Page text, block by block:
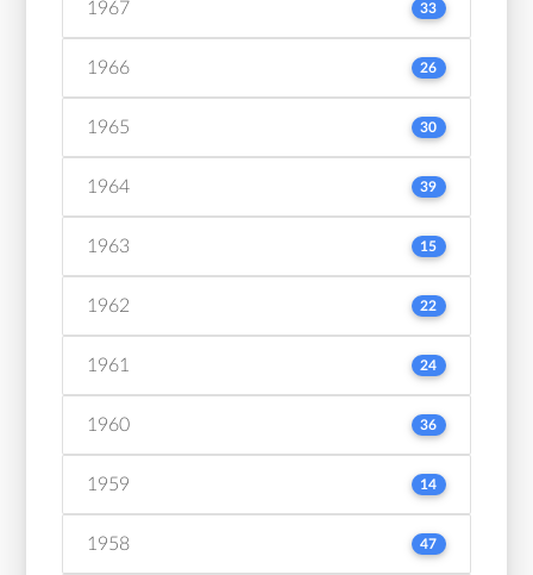
1967 33
1966 26
1965 30
1964 39
1963 15
1962 22
1961 24
1960 36
1959 14
1958 47